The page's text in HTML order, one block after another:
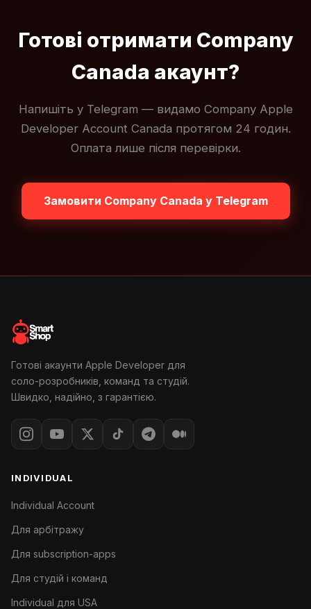
Готові отримати Company
Canada акаунт?
Напишіть у Telegram — видамо Company Apple
Developer Account Canada протягом 24 годин.
Оплата лише після перевірки.
Замовити Company Canada у Telegram
Готові акаунти Apple Developer для
соло-розробників, команд та студій.
Швидко, надійно, з гарантією.
INDIVIDUAL
Individual Account
Для арбітражу
Для subscription-apps
Для студій і команд
Individual для USA